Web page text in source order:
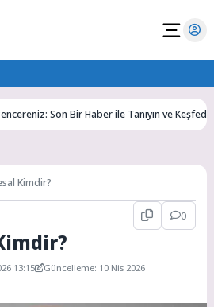
Son Bir Haber ile Tanıyın ve Keşfedin
Kimdir?
0
13:15
Güncelleme: 10 Nis 2026